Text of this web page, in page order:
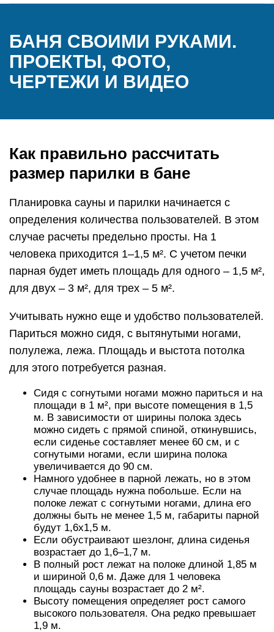
БАНЯ СВОИМИ РУКАМИ.
ПРОЕКТЫ, ФОТО,
ЧЕРТЕЖИ И ВИДЕО
Как правильно рассчитать
размер парилки в бане
Планировка сауны и парилки начинается с
определения количества пользователей. В этом
случае расчеты предельно просты. На 1
человека приходится 1–1,5 м². С учетом печки
парная будет иметь площадь для одного – 1,5 м²,
для двух – 3 м², для трех – 5 м².
Учитывать нужно еще и удобство пользователей.
Париться можно сидя, с вытянутыми ногами,
полулежа, лежа. Площадь и выстота потолка
для этого потребуется разная.
Сидя с согнутыми ногами можно париться и на
площади в 1 м², при высоте помещения в 1,5
м. В зависимости от ширины полока здесь
можно сидеть с прямой спиной, откинувшись,
если сиденье составляет менее 60 см, и с
согнутыми ногами, если ширина полока
увеличивается до 90 см.
Намного удобнее в парной лежать, но в этом
случае площадь нужна побольше. Если на
полоке лежат с согнутыми ногами, длина его
должны быть не менее 1,5 м, габариты парной
будут 1,6х1,5 м.
Если обустраивают шезлонг, длина сиденья
возрастает до 1,6–1,7 м.
В полный рост лежат на полоке длиной 1,85 м
и шириной 0,6 м. Даже для 1 человека
площадь сауны возрастает до 2 м².
Высоту помещения определяет рост самого
высокого пользователя. Она редко превышает
1,9 м.